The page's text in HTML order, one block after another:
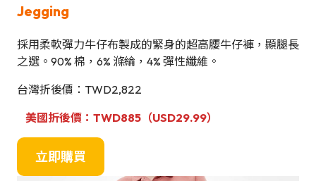
Jegging
採用柔軟彈力牛仔布製成的緊身的超高腰牛仔褲，顯腿長
之選。90% 棉，6% 滌綸，4% 彈性纖維。
台灣折後價：TWD2,822
美國折後價：TWD885（USD29.99）
立即購買